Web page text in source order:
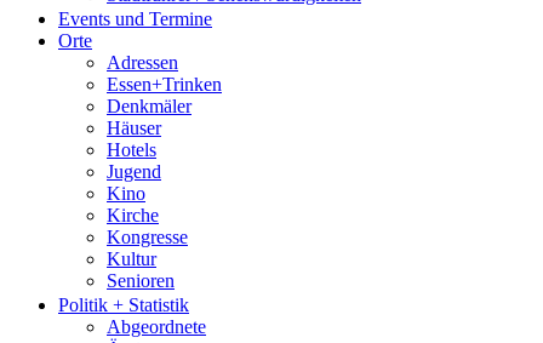
Stadtplan
Sport
Who is who
Wohnen
Events und Termine
Orte
Adressen
Essen+Trinken
Denkmäler
Häuser
Hotels
Jugend
Kino
Kirche
Kongresse
Kultur
Senioren
Stadtführer
Straßen
Politik + Statistik
Abgeordnete